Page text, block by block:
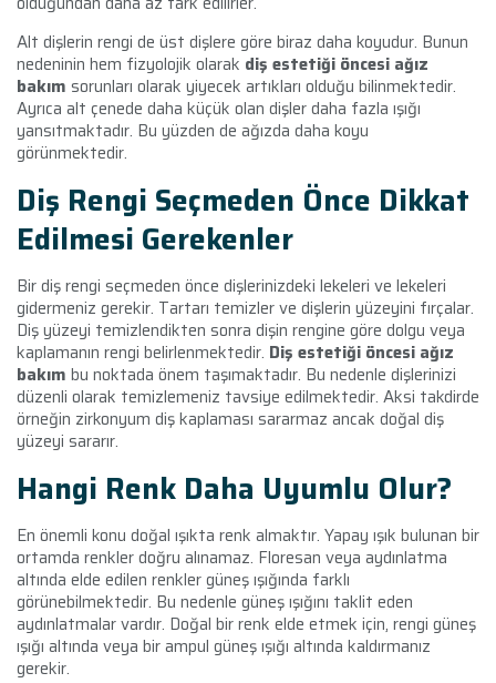
Alt dişlerin rengi de üst dişlere göre biraz daha koyudur. Bunun
nedeninin hem fizyolojik olarak diş estetiği öncesi ağız
bakım sorunları olarak yiyecek artıkları olduğu bilinmektedir.
Ayrıca alt çenede daha küçük olan dişler daha fazla ışığı
yansıtmaktadır. Bu yüzden de ağızda daha koyu
görünmektedir.
Diş Rengi Seçmeden Önce Dikkat
Edilmesi Gerekenler
Bir diş rengi seçmeden önce dişlerinizdeki lekeleri ve lekeleri
gidermeniz gerekir. Tartarı temizler ve dişlerin yüzeyini fırçalar.
Diş yüzeyi temizlendikten sonra dişin rengine göre dolgu veya
kaplamanın rengi belirlenmektedir. Diş estetiği öncesi ağız
bakım bu noktada önem taşımaktadır. Bu nedenle dişlerinizi
düzenli olarak temizlemeniz tavsiye edilmektedir. Aksi takdirde
örneğin zirkonyum diş kaplaması sararmaz ancak doğal diş
yüzeyi sararır.
Hangi Renk Daha Uyumlu Olur?
En önemli konu doğal ışıkta renk almaktır. Yapay ışık bulunan bir
ortamda renkler doğru alınamaz. Floresan veya aydınlatma
altında elde edilen renkler güneş ışığında farklı
görünebilmektedir. Bu nedenle güneş ışığını taklit eden
aydınlatmalar vardır. Doğal bir renk elde etmek için, rengi güneş
ışığı altında veya bir ampul güneş ışığı altında kaldırmanız
gerekir.